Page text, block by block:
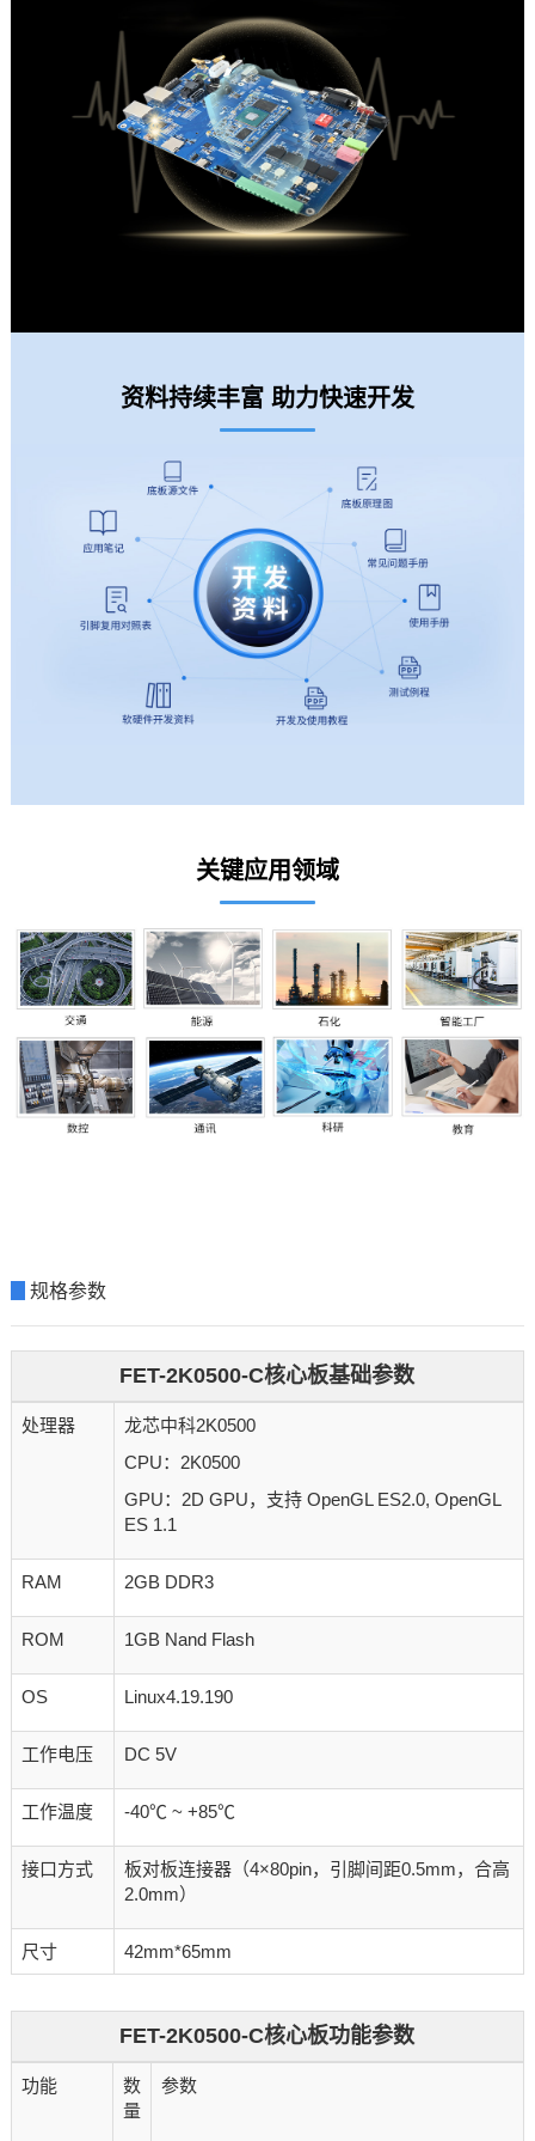
资料持续丰富 助力快速开发
关键应用领域
规格参数
FET-2K0500-C核心板基础参数
处理器
龙芯中科2K0500
CPU：2K0500
GPU：2D GPU，支持 OpenGL ES2.0, OpenGL
ES 1.1
RAM 2GB DDR3
ROM 1GB Nand Flash
OS Linux4.19.190
工作电压 DC 5V
工作温度 -40℃ ~ +85℃
接口方式
板对板连接器（4×80pin，引脚间距0.5mm，合高
2.0mm）
尺寸 42mm*65mm
FET-2K0500-C核心板功能参数
功能
数
量
参数